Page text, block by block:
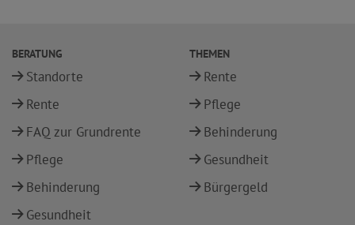
BERATUNG
Standorte
Rente
FAQ zur Grundrente
Pflege
Behinderung
Gesundheit
THEMEN
Rente
Pflege
Behinderung
Gesundheit
Bürgergeld